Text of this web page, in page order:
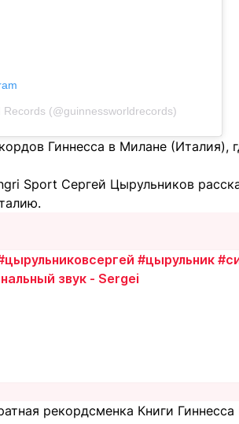
(@guinnessworldrecords)
Гиннесса в Милане (Италия),
Sport Сергей Цырульников
#цырульник
звук - Sergei
рекордсменка Книги Гиннесса